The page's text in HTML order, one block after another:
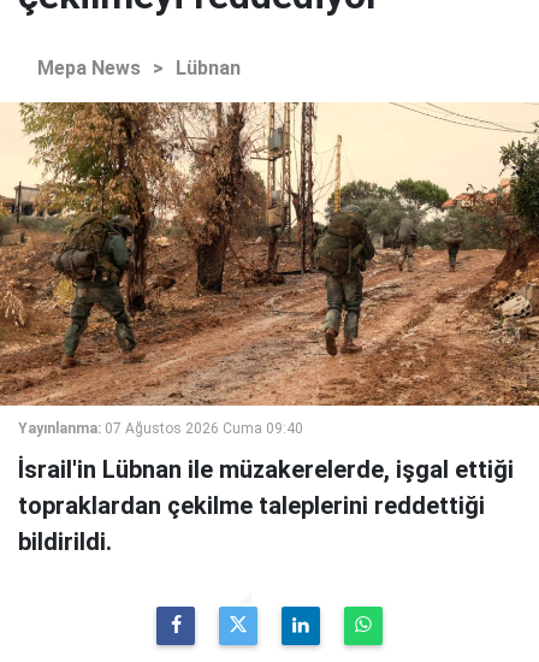
Mepa News > Lübnan
Yayınlanma: 07 Ağustos 2026 Cuma 09:40
İsrail'in Lübnan ile müzakerelerde, işgal ettiği
topraklardan çekilme taleplerini reddettiği
bildirildi.